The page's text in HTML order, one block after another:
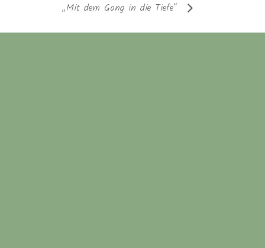
„Mit dem Gong in die Tiefe“